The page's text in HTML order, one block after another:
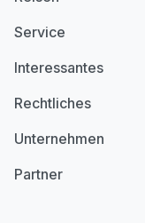
Service
Interessantes
Rechtliches
Unternehmen
Partner